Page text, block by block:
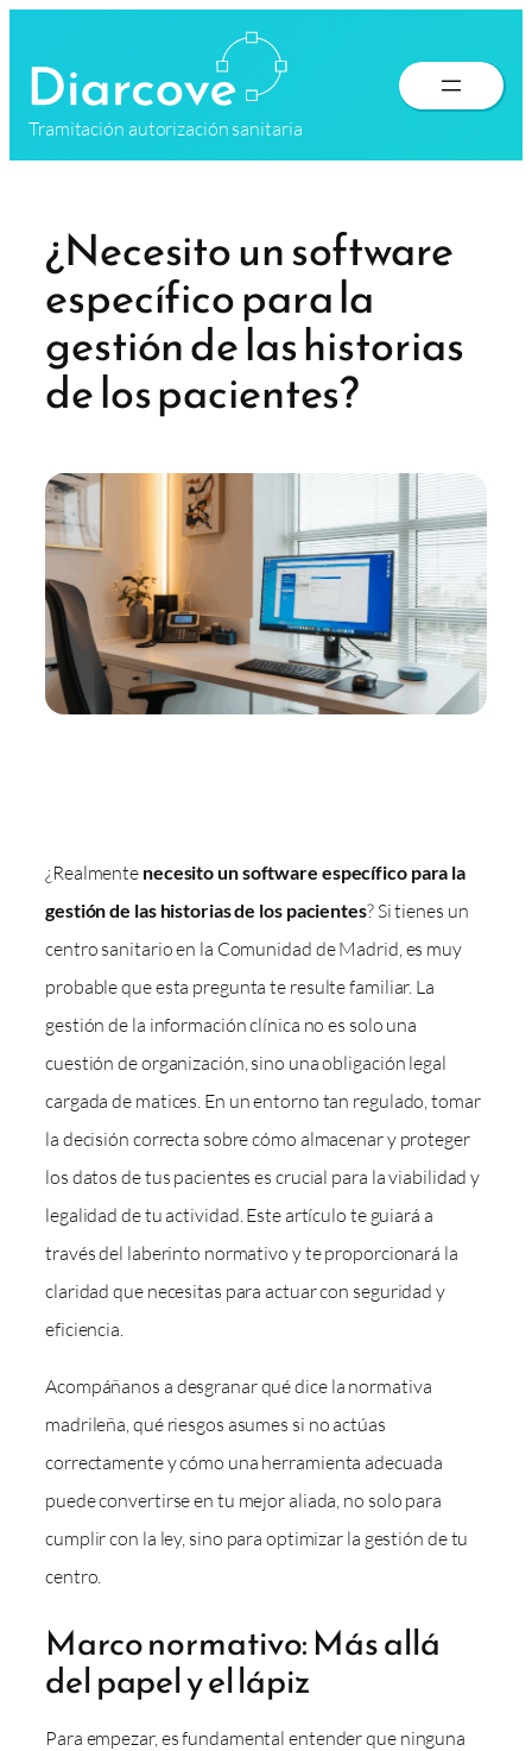
contenido
Tramitación autorización sanitaria
¿Necesito un software
específico para la
gestión de las historias
de los pacientes?
¿Realmente necesito un software específico para la
gestión de las historias de los pacientes? Si tienes un
centro sanitario en la Comunidad de Madrid, es muy
probable que esta pregunta te resulte familiar. La
gestión de la información clínica no es solo una
cuestión de organización, sino una obligación legal
cargada de matices. En un entorno tan regulado, tomar
la decisión correcta sobre cómo almacenar y proteger
los datos de tus pacientes es crucial para la viabilidad y
legalidad de tu actividad. Este artículo te guiará a
través del laberinto normativo y te proporcionará la
claridad que necesitas para actuar con seguridad y
eficiencia.
Acompáñanos a desgranar qué dice la normativa
madrileña, qué riesgos asumes si no actúas
correctamente y cómo una herramienta adecuada
puede convertirse en tu mejor aliada, no solo para
cumplir con la ley, sino para optimizar la gestión de tu
centro.
Marco normativo: Más allá
del papel y el lápiz
Para empezar, es fundamental entender que ninguna